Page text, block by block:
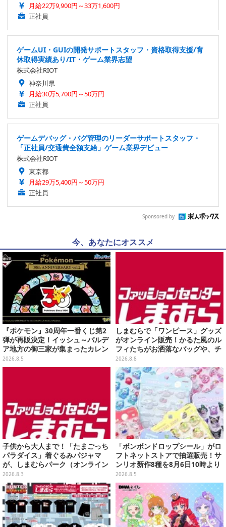
月給22万9,900円～33万1,600円
正社員
ゲームUI・GUIの開発サポートスタッフ・資格取得支援/育
休取得実績あり/IT・ゲーム業界志望
株式会社RIOT
神奈川県
月給30万5,700円～50万円
正社員
ゲームデバッグ・バグ管理のリーダーサポートスタッフ・
「正社員/交通費全額支給」ゲーム業界デビュー
株式会社RIOT
東京都
月給29万5,400円～50万円
正社員
Sponsored by
今、あなたにオススメ
『ポケモン』30周年一番くじ第2
弾が再販決定！イッシュ～パルデ
ア地方の御三家が集まったカレン
ダー、ぬいぐるみなど記念グッズ
盛りだくさん
2026.8.5
しまむらで「ワンピース」グッズ
がオンライン販売！かるた風のル
フィたちがお洒落なバッグや、チ
ョッパーが可愛いサンダルも
2026.8.8
子供から大人まで！「たまごっち
パラダイス」着ぐるみパジャマ
が、しまむらパーク（オンライン
ストア）にて受注生産
2026.8.3
「ボンボンドロップシール」がロ
フトネットストアで抽選販売！サ
ンリオ新作8種を8月6日10時より
受付開始
2026.8.5